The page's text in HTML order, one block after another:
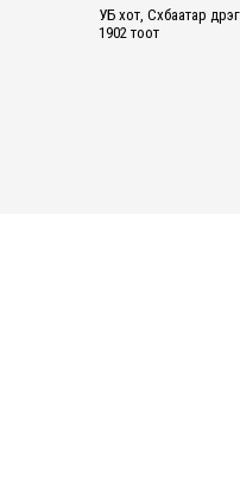
УБ хот, Сүхбаатар
1902 тоот